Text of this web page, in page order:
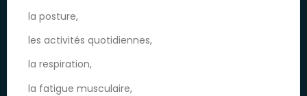
la posture,
les activités quotidiennes,
la respiration,
la fatigue musculaire,